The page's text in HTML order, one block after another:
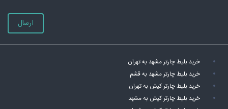
ارسال
خرید بلیط چارتر مشهد به تهران
خرید بلیط چارتر مشهد به قشم
خرید بلیط چارتر کیش به تهران
خرید بلیط چارتر کیش به مشهد